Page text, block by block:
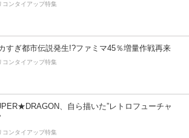
コンタイアップ特集
すぎ都市伝説発生!?ファミマ45％増量作戦再来
コンタイアップ特集
、自ら描いた”レトロフューチャ
コンタイアップ特集